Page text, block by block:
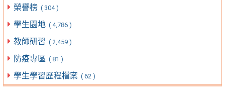
榮譽榜 ( 304 )
學生園地 ( 4,786 )
教師研習 ( 2,459 )
防疫專區 ( 81 )
學生學習歷程檔案 ( 62 )